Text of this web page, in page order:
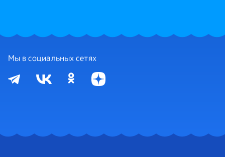
Мы в социальных сетях